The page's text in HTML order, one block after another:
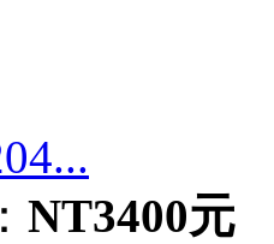
NT3400元